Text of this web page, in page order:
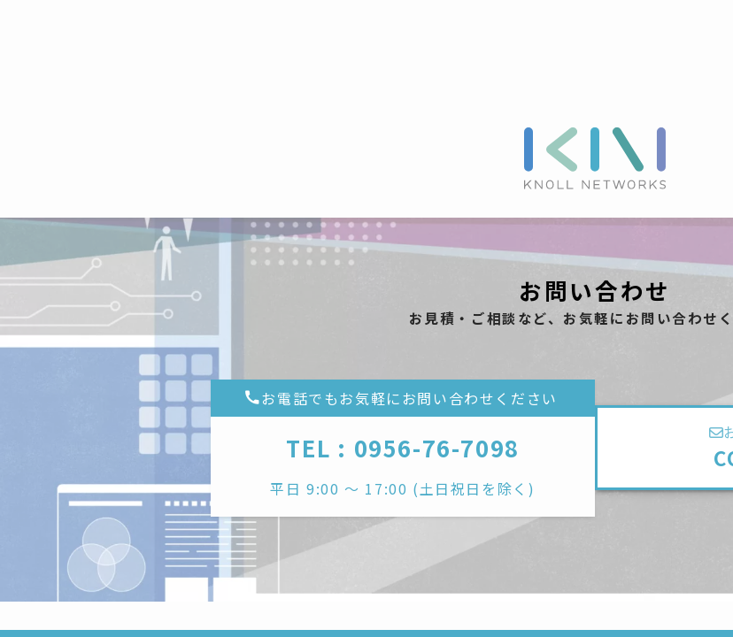
お問い合わせ
お見積・ご相談など、お気軽にお問い合わせ
お電話でもお気軽にお問い合わせください
TEL : 0956-76-7098
平日 9:00 〜 17:00 (土日祝日を除く)